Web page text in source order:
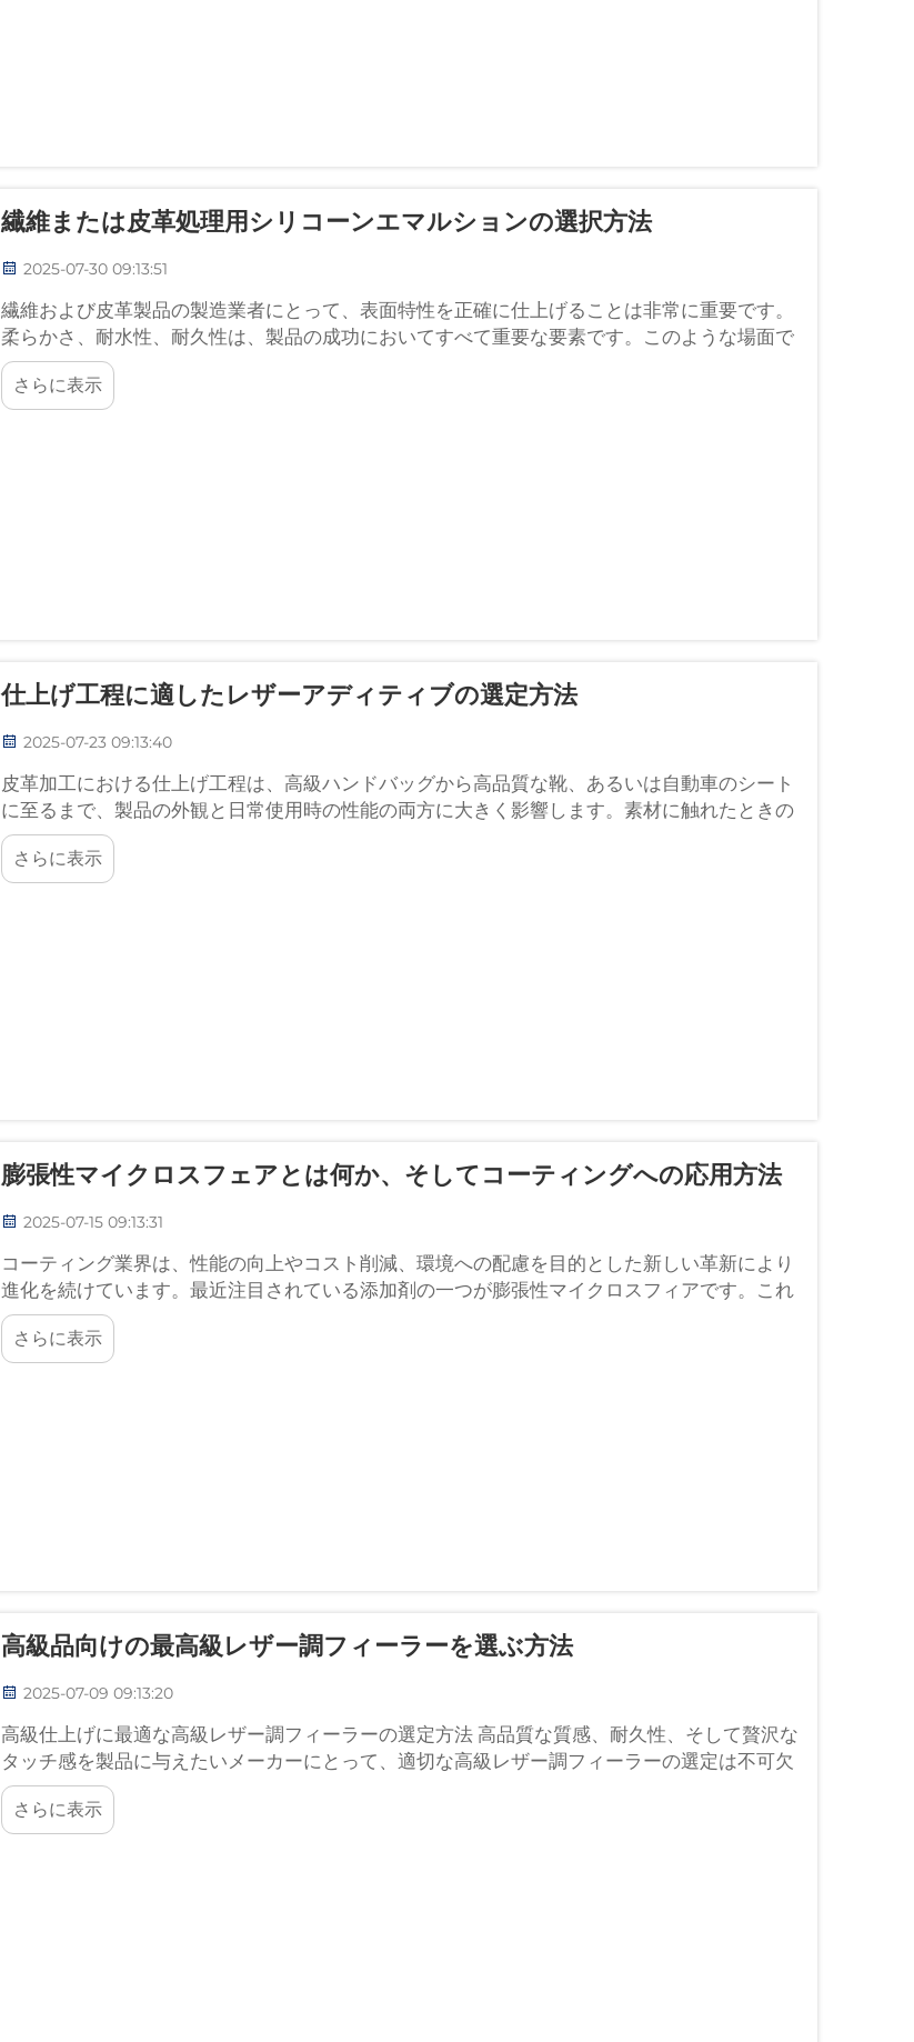
繊維または皮革処理用シリコーンエマルションの選択方法
2025-07-30 09:13:51
繊維および皮革製品の製造業者にとって、表面特性を正確に仕上げることは非常に重要です。
柔らかさ、耐水性、耐久性は、製品の成功においてすべて重要な要素です。このような場面で
役立つのがシリコーンエマルションです。
さらに表示
仕上げ工程に適したレザーアディティブの選定方法
2025-07-23 09:13:40
皮革加工における仕上げ工程は、高級ハンドバッグから高品質な靴、あるいは自動車のシート
に至るまで、製品の外観と日常使用時の性能の両方に大きく影響します。素材に触れたときの
柔らかさや…
さらに表示
膨張性マイクロスフェアとは何か、そしてコーティングへの応用方法
2025-07-15 09:13:31
コーティング業界は、性能の向上やコスト削減、環境への配慮を目的とした新しい革新により
進化を続けています。最近注目されている添加剤の一つが膨張性マイクロスフィアです。これ
らの微小粒子は、...
さらに表示
高級品向けの最高級レザー調フィーラーを選ぶ方法
2025-07-09 09:13:20
高級仕上げに最適な高級レザー調フィーラーの選定方法 高品質な質感、耐久性、そして贅沢な
タッチ感を製品に与えたいメーカーにとって、適切な高級レザー調フィーラーの選定は不可欠
です。...
さらに表示